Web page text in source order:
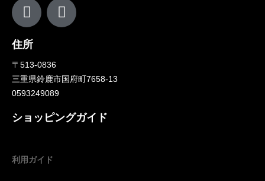
住所
〒513-0836
三重県鈴鹿市国府町7658-13
0593249089
ショッピングガイド
利用ガイド